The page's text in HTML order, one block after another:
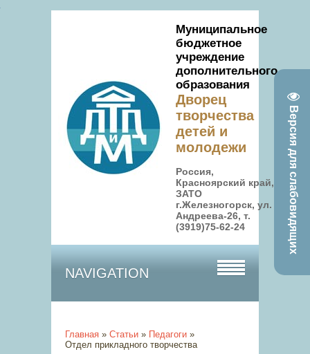
Версия для слабовидящих
Муниципальное
бюджетное
учреждение
дополнительного
образования
Дворец
творчества
детей и
молодежи
Россия,
Красноярский край,
ЗАТО
г.Железногорск, ул.
Андреева-26, т.
(3919)75-62-24
NAVIGATION
Главная » Статьи » Педагоги »
Отдел прикладного творчества